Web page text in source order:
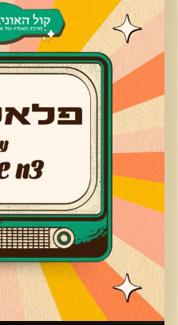
יובל מגיע לדבר על איך
פרקים הפך להיות תפקיד
השחקן הטוב ביותר בסדרת
המיוחד בסרט באזז!
בנוסף, יובל מספר על תפקיד
לאורך כל ההפקות שבהן כתב
האחרונות של הפיג'מות
קרדיט תמונות:
AudioVersity